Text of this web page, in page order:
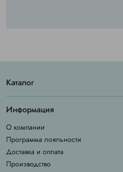
Каталог
Информация
О компании
Программа лояльности
Доставка и оплата
Производство